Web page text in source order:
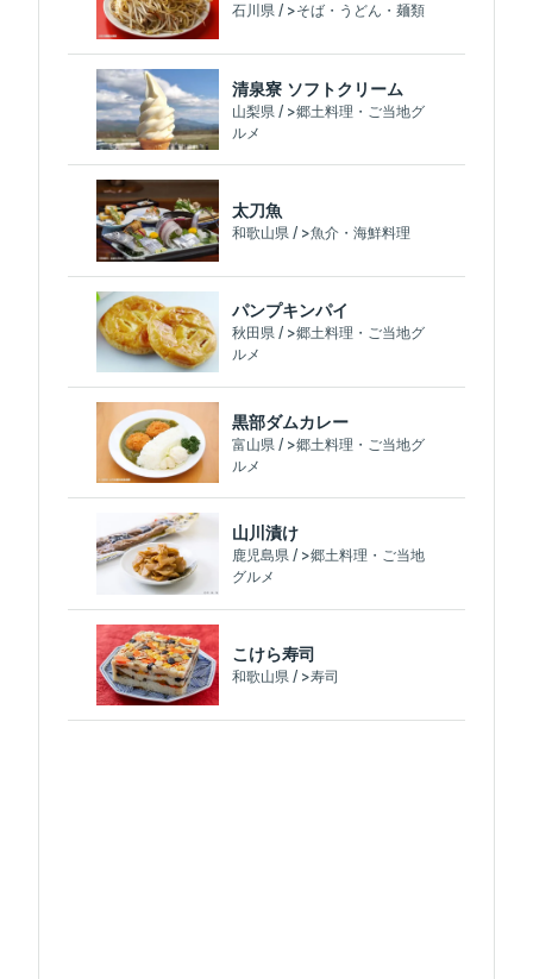
石川県 / >そば・うどん・麺類
清泉寮 ソフトクリーム
山梨県 / >郷土料理・ご当地グ
ルメ
太刀魚
和歌山県 / >魚介・海鮮料理
パンプキンパイ
秋田県 / >郷土料理・ご当地グ
ルメ
黒部ダムカレー
富山県 / >郷土料理・ご当地グ
ルメ
山川漬け
鹿児島県 / >郷土料理・ご当地
グルメ
こけら寿司
和歌山県 / >寿司